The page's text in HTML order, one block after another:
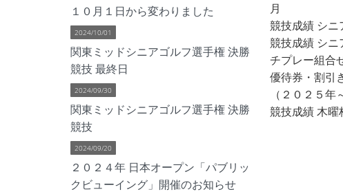
１０月１日から変わりました
2024/10/01
関東ミッドシニアゴルフ選手権 決勝
競技 最終日
2024/09/30
関東ミッドシニアゴルフ選手権 決勝
競技
2024/09/20
２０２４年 日本オープン「パブリッ
クビューイング」開催のお知らせ
月
競技成績 シニ
競技成績 シニ
チプレー組合
優待券・割引
（２０２５年
競技成績 木曜